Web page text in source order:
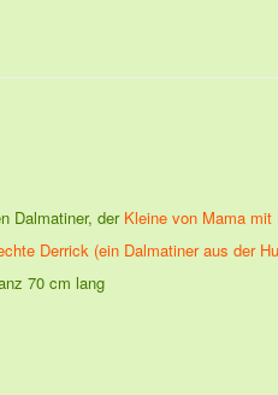
Dalmatiner, der Kleine von Mama mit
Derrick (ein Dalmatiner aus der
70 cm lang